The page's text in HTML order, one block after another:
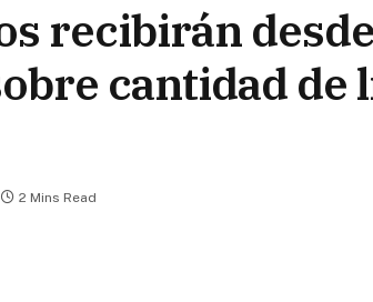
recibirán
cantidad de
2 Mins Read